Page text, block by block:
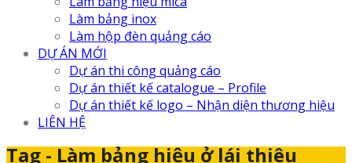
Làm bảng inox
Làm hộp đèn quảng cáo
DỰ ÁN MỚI
Dự án thi công quảng cáo
Dự án thiết kế catalogue – Profile
Dự án thiết kế logo – Nhận diện thương hiệu
LIÊN HỆ
Tag - Làm bảng hiệu ở lái thiêu